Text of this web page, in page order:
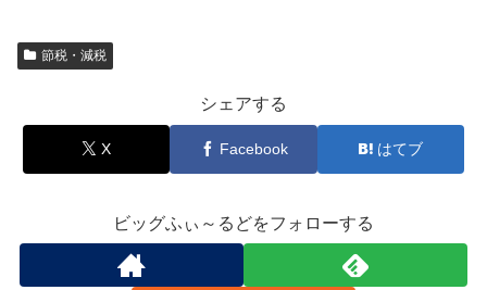
節税・減税
シェアする
X Facebook はてブ
ビッグふぃ～るどをフォローする